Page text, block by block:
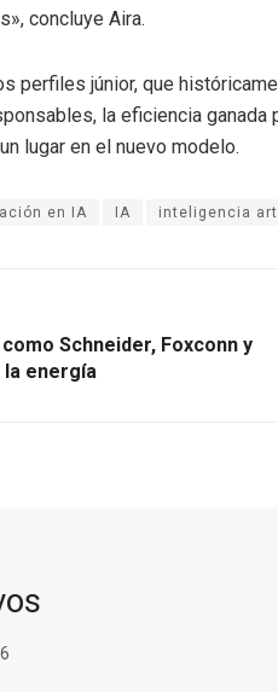
concluye Aira.
perfiles júnior, que
la eficiencia
lugar en el nuevo modelo.
en IA IA inteligencia
Schneider, Foxconn y
la energía